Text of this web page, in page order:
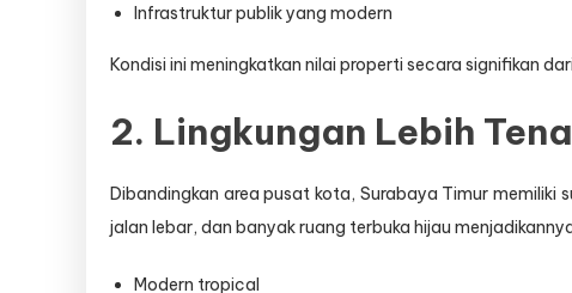
Infrastruktur publik yang modern
Kondisi ini meningkatkan nilai properti secara signifikan
2. Lingkungan Lebih
Dibandingkan area pusat kota, Surabaya Timur memiliki
jalan lebar, dan banyak ruang terbuka hijau
Modern tropical